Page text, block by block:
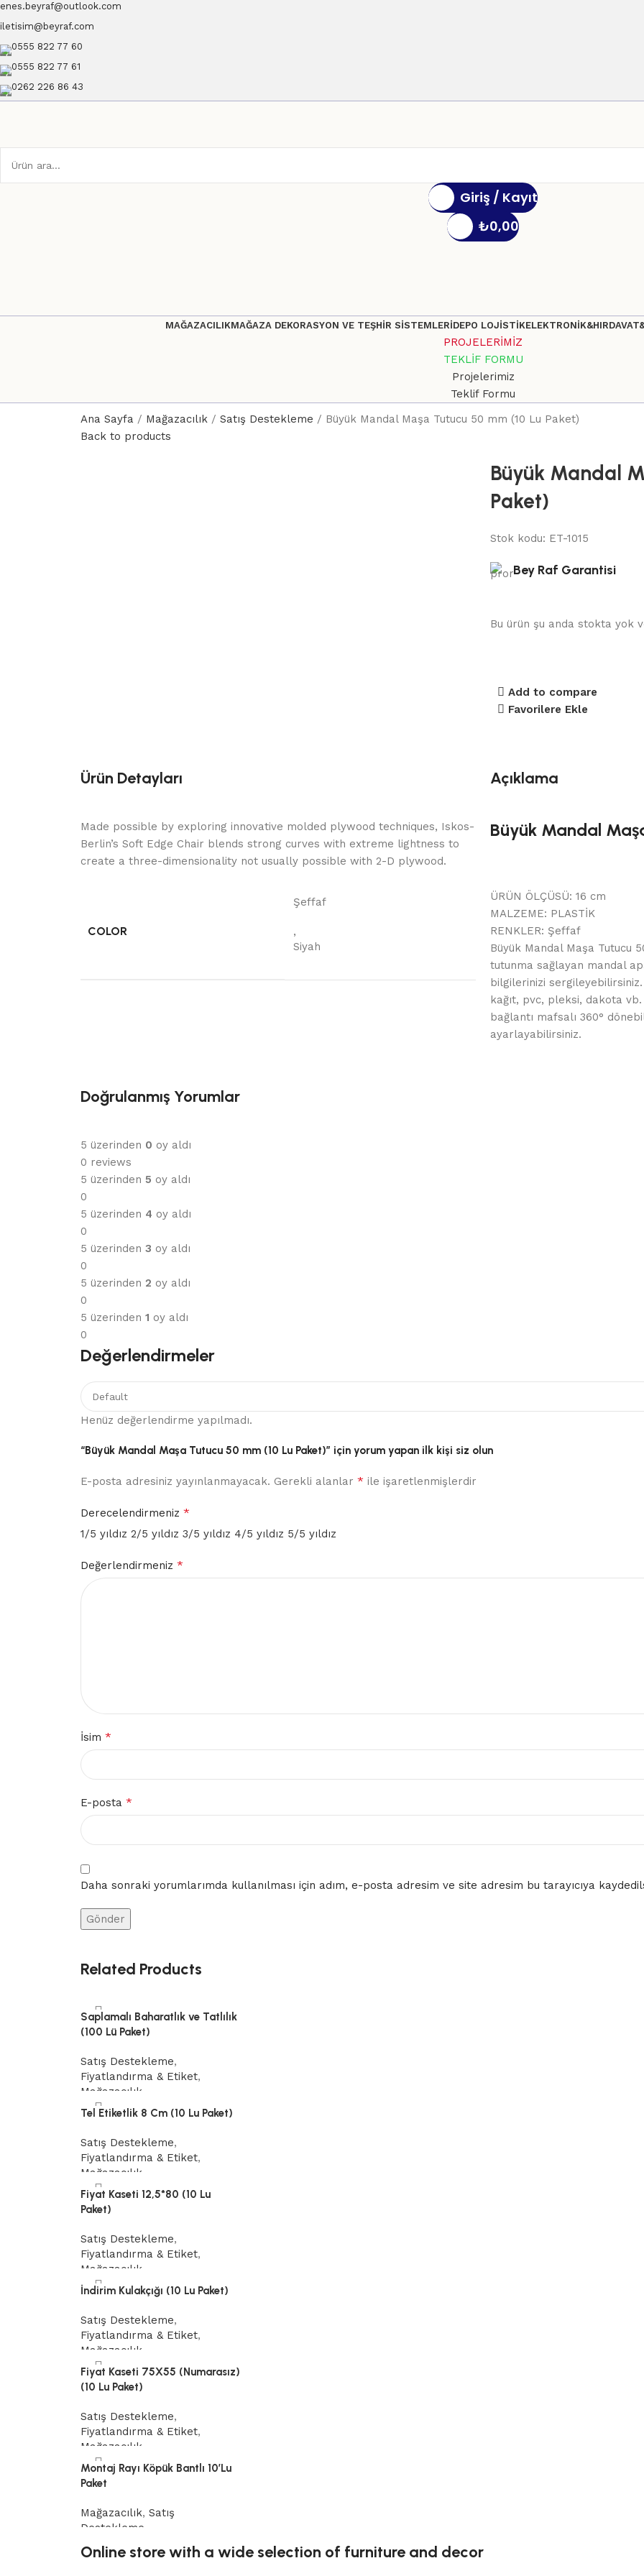
enes.beyraf@outlook.com
iletisim@beyraf.com
0555 822 77 60
0555 822 77 61
0262 226 86 43
Giriş / Kayıt
₺0,00
MAĞAZACILIKMAĞAZA DEKORASYON VE TEŞHİR SİSTEMLERİDEPO LOJİSTİK
PROJELERİMİZ
TEKLİF FORMU
Projelerimiz
Teklif Formu
Ana Sayfa
Mağazacılık Satış Destekleme
Büyük Mandal Maşa Tutucu 50 mm (10 Lu Paket)
Back to products
Büyük Mandal
Paket)
Stok kodu: ET-1015
Bey Raf Garantisi
Bu ürün şu anda stokta yok
Add to compare
Favorilere Ekle
Ürün Detayları
Made possible by exploring innovative molded plywood techniques, Iskos-
Berlin’s Soft Edge Chair blends strong curves with extreme lightness to
create a three-dimensionality not usually possible with 2-D plywood.
COLOR
Şeffaf
,
Siyah
Açıklama
Büyük Mandal
ÜRÜN ÖLÇÜSÜ: 16 cm
MALZEME: PLASTİK
RENKLER: Şeffaf
Büyük Mandal Maşa Tutucu
tutunma sağlayan mandal
bilgilerinizi
kağıt, pvc, pleksi, dakota vb.
bağlantı mafsalı 360°
ayarlayabilirsiniz.
Doğrulanmış Yorumlar
5 üzerinden 0 oy aldı
0 reviews
5 üzerinden 5 oy aldı
0
5 üzerinden 4 oy aldı
0
5 üzerinden 3 oy aldı
0
5 üzerinden 2 oy aldı
0
5 üzerinden 1 oy aldı
0
Değerlendirmeler
Henüz değerlendirme yapılmadı.
“Büyük Mandal Maşa Tutucu 50 mm (10 Lu Paket)” için yorum yapan ilk kişi siz olun
E-posta adresiniz yayınlanmayacak. Gerekli alanlar * ile işaretlenmişlerdir
Derecelendirmeniz *
1/5 yıldız 2/5 yıldız 3/5 yıldız 4/5 yıldız 5/5 yıldız
Değerlendirmeniz *
İsim *
E-posta *
Daha sonraki yorumlarımda kullanılması için adım, e-posta adresim ve site adresim bu tarayıcıya
Related Products
Saplamalı Baharatlık ve Tatlılık
(100 Lü Paket)
Satış Destekleme,
Fiyatlandırma & Etiket,
Mağazacılık
Devamını oku
Tel Etiketlik 8 Cm (10 Lu Paket)
Satış Destekleme,
Fiyatlandırma & Etiket,
Mağazacılık
Devamını oku
Fiyat Kaseti 12,5*80 (10 Lu
Paket)
Satış Destekleme,
Fiyatlandırma & Etiket,
Mağazacılık
Devamını oku
İndirim Kulakçığı (10 Lu Paket)
Satış Destekleme,
Fiyatlandırma & Etiket,
Mağazacılık
Devamını oku
Fiyat Kaseti 75X55 (Numarasız)
(10 Lu Paket)
Satış Destekleme,
Fiyatlandırma & Etiket,
Mağazacılık
Devamını oku
Montaj Rayı Köpük Bantlı 10’Lu
Paket
Mağazacılık, Satış
Destekleme
Devamını oku
Online store with a wide selection of furniture and decor